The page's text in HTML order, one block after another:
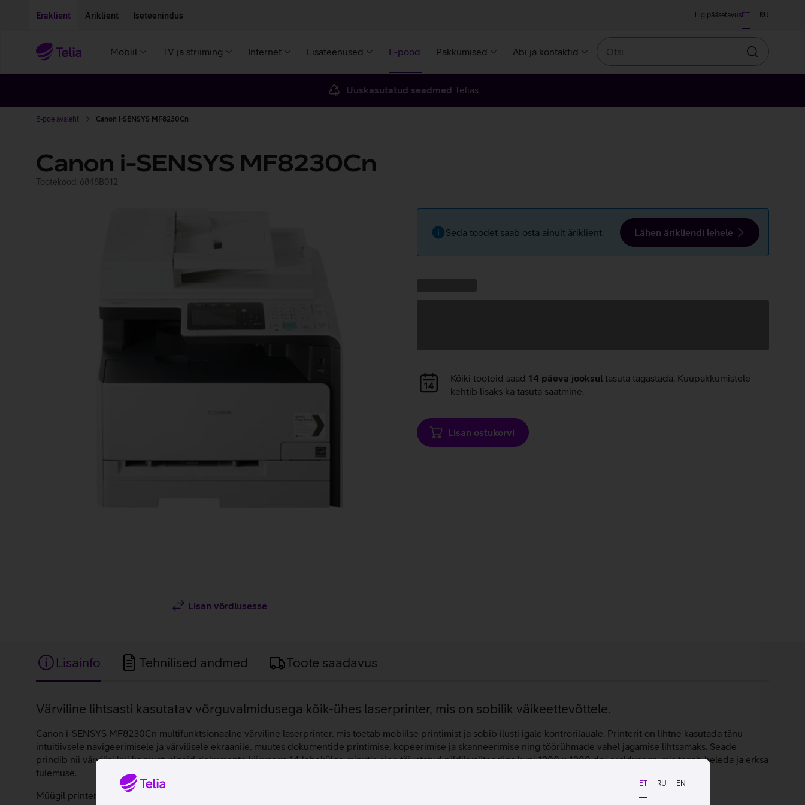
ET RU EN
Eraklient Äriklient Iseteenindus LigipääsetavusET RU
Mobiil TV ja striiming Internet Lisateenused E-pood Pakkumised Abi ja kontaktid
Otsin
Uuskasutatud seadmed Telias
E-poe avaleht Canon i-SENSYS MF8230Cn
Canon i-SENSYS MF8230Cn
Tootekood: 6848B012
Lisan võrdlusesse
Seda toodet saab osta ainult äriklient. Lähen ärikliendi lehele
Andmete
laadimine
Kõiki tooteid saad 14 päeva jooksul tasuta tagastada. Kuupakkumistele
kehtib lisaks ka tasuta saatmine.
Lisan ostukorvi
Lisainfo Tehnilised andmed Toote saadavus
Lisainfo
Värviline lihtsasti kasutatav võrguvalmidusega kõik-ühes laserprinter, mis on sobilik väikeettevõttele.
Canon i-SENSYS MF8230Cn multifunktsionaalne värviline laserprinter, mis toetab mobiilse printimist ja sobib ilusti igale kontrorilauale. Printerit on lihtne kasutada tänu
intuitiivsele navigeerimisele ja värvilisele ekraanile, muutes dokumentide printimise, kopeerimise ja skanneerimise ning töörühmade vahel jagamise lihtsamaks. Seade
prindib nii värvilisi kui ka mustvalgeid dokumente kiirusega 14 lehekülge minutis ning täiustatud pildikvaliteediga kuni 1200 x 1200 dpi eraldusega, mis tagab heleda ja erksa
tulemuse.
Müügil printeri ja arvuti vahelise kaablita!